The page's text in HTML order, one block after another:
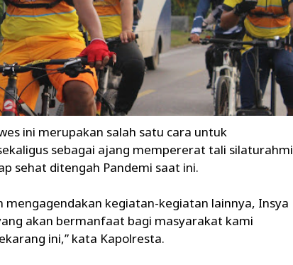
ini merupakan salah satu cara untuk
sebagai ajang mempererat tali silaturahmi
sehat ditengah Pandemi saat ini.
mengagendakan kegiatan-kegiatan lainnya, Insya
akan bermanfaat bagi masyarakat kami
ini,” kata Kapolresta.